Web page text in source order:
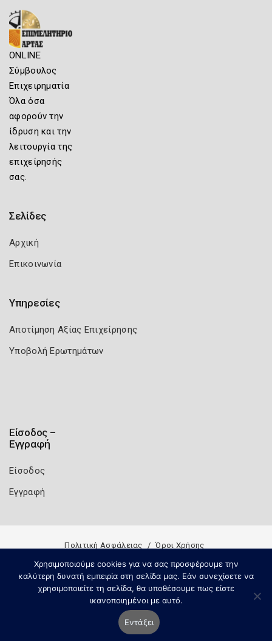
ONLINE
Σύμβουλος
Επιχειρηματία
Όλα όσα
αφορούν την
ίδρυση και την
λειτουργία της
επιχείρησής
σας.
Σελίδες
Αρχική
Επικοινωνία
Υπηρεσίες
Αποτίμηση Αξίας Επιχείρησης
Υποβολή Ερωτημάτων
Είσοδος –
Εγγραφή
Είσοδος
Εγγραφή
Πολιτική Ασφάλειας Όροι Χρήσης
Χρησιμοποιούμε cookies για να σας προσφέρουμε την
καλύτερη δυνατή εμπειρία στη σελίδα μας. Εάν συνεχίσετε να
χρησιμοποιείτε τη σελίδα, θα υποθέσουμε πως είστε
ικανοποιημένοι με αυτό.
Εντάξει
Copyright 2026 Knowledge A.E.